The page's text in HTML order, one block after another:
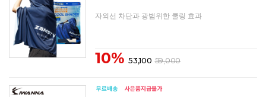
자외선 차단과 광범위한 쿨링 효과
10% 53,100 59,000